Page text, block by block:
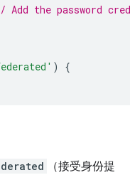
Add the password
)
{
（接受身份提